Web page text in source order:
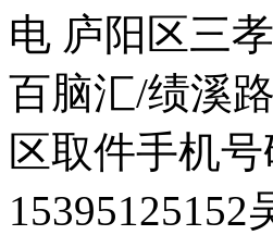
电 庐阳区三
百脑汇/绩溪
区取件手机